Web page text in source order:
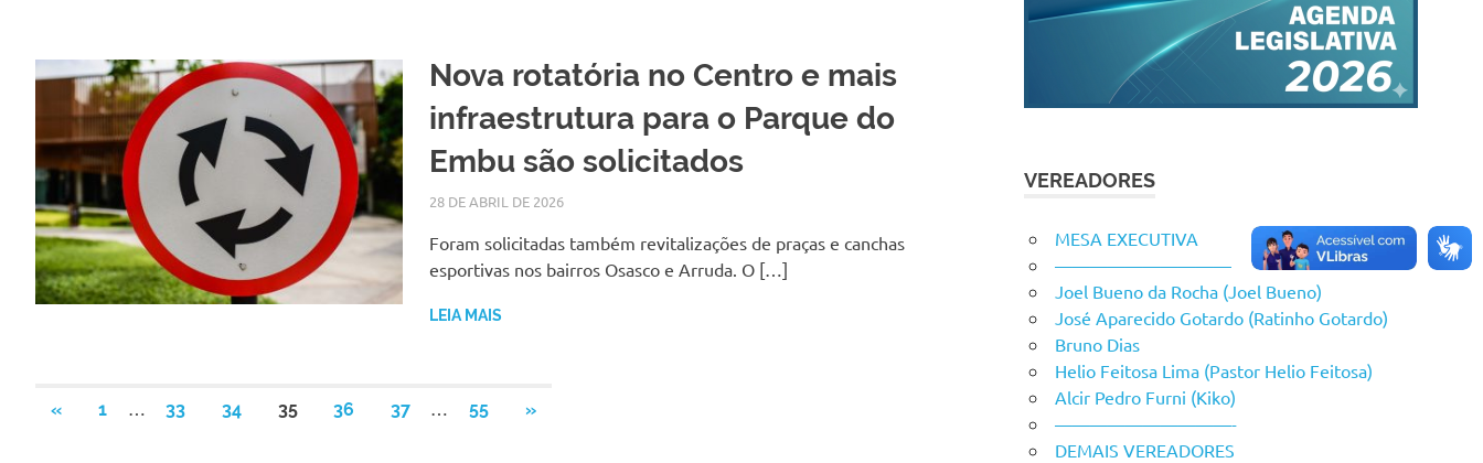
Nova rotatória no Centro e mais
infraestrutura para o Parque do
Embu são solicitados
28 DE ABRIL DE 2026LARISSA TURKO
NOTÍCIAS
Foram solicitadas também revitalizações de praças e canchas
esportivas nos bairros Osasco e Arruda. O […]
LEIA MAIS
Paginação
«PREVIOUS
1 33 34 35 36 37 55
NEXT
»
VEREADORES
MESA EXECUTIVA
——————————
Joel Bueno da Rocha (Joel Bueno)
José Aparecido Gotardo (Ratinho Gotardo)
Bruno Dias
Helio Feitosa Lima (Pastor Helio Feitosa)
Alcir Pedro Furni (Kiko)
——————————-
DEMAIS VEREADORES